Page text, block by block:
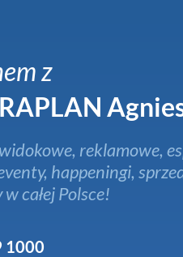
z
reklamowe,
happeningi,
całej Polsce!
1000